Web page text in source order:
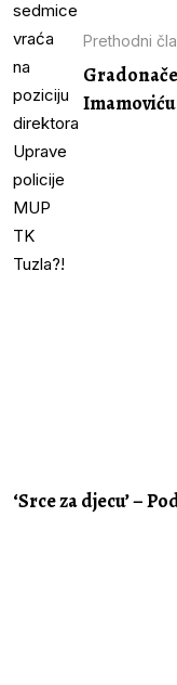
Prethodni
Imamoviću
‘Srce za djecu’ –